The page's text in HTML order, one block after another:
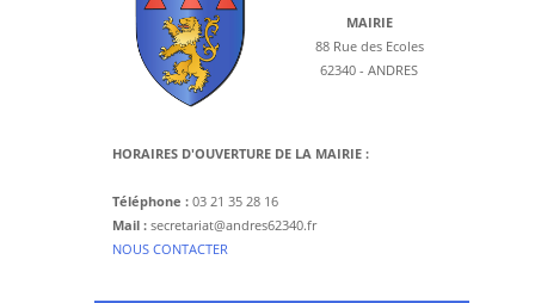
MAIRIE
88 Rue des Ecoles
62340 - ANDRES
HORAIRES D'OUVERTURE DE LA MAIRIE :
Téléphone : 03 21 35 28 16
Mail : secretariat@andres62340.fr
​NOUS CONTACTER